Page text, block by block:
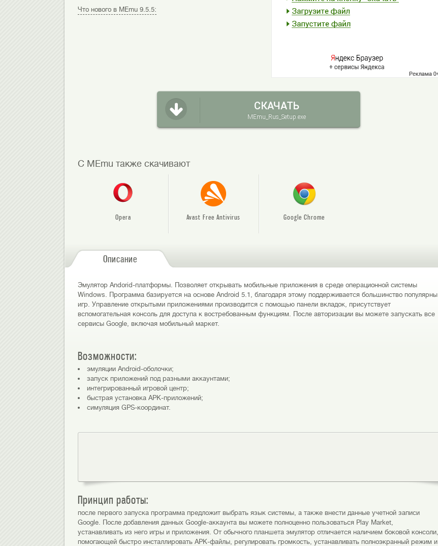
Что нового в MEmu 9.5.5:
СКАЧАТЬ
MEmu_Rus_Setup.exe
С MEmu также скачивают
Opera Avast Free Antivirus Google Chrome
Описание
Эмулятор Andorid-платформы. Позволяет открывать мобильные приложения в среде операционной системы
Windows. Программа базируется на основе Android 5.1, благодаря этому поддерживается большинство популярны
игр. Управление открытыми приложениями производится с помощью панели вкладок, присутствует
вспомогательная консоль для доступа к востребованным функциям. После авторизации вы можете запускать все
сервисы Google, включая мобильный маркет.
Возможности:
эмуляции Android-оболочки;
запуск приложений под разными аккаунтами;
интегрированный игровой центр;
быстрая установка APK-приложений;
симуляция GPS-координат.
Принцип работы:
после первого запуска программа предложит выбрать язык системы, а также внести данные учетной записи
Google. После добавления данных Google-аккаунта вы можете полноценно пользоваться Play Market,
устанавливать из него игры и приложения. От обычного планшета эмулятор отличается наличием боковой консоли,
помогающей быстро инсталлировать APK-файлы, регулировать громкость, устанавливать полноэкранный режим и